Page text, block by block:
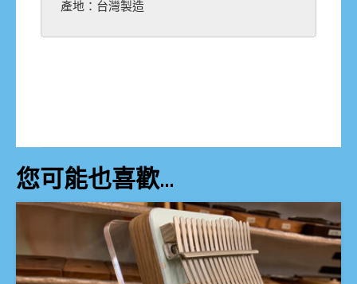
產地：台灣製造
您可能也喜歡…